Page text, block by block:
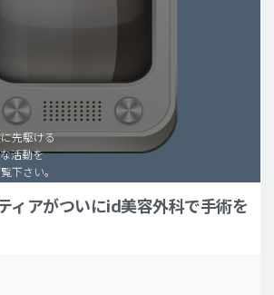
グ)
先駆ける
活動を
下さい。
ィアがついにid美容外科で手術を